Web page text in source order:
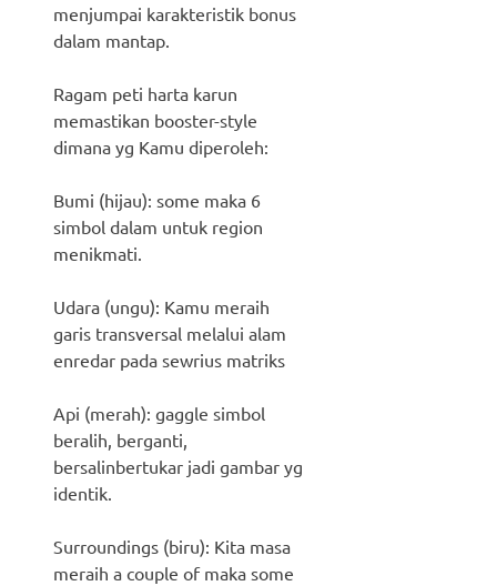
menjumpai karakteristik bonus
dalam mantap.
Ragam peti harta karun
memastikan booster-style
dimana yg Kamu diperoleh:
Bumi (hijau): some maka 6
simbol dalam untuk region
menikmati.
Udara (ungu): Kamu meraih
garis transversal melalui alam
enredar pada sewrius matriks
Api (merah): gaggle simbol
beralih, berganti,
bersalinbertukar jadi gambar yg
identik.
Surroundings (biru): Kita masa
meraih a couple of maka some